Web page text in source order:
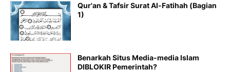
Qur'an & Tafsir Surat Al-Fatihah (Bagian
1)
Benarkah Situs Media-media Islam
DIBLOKIR Pemerintah?